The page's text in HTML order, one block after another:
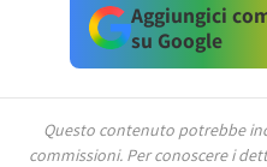
Aggiungici
su Google
Questo contenuto potrebbe
commissioni. Per conoscere i